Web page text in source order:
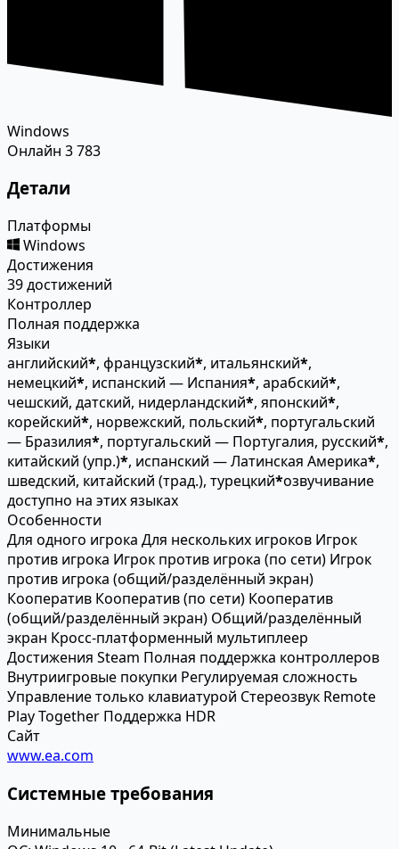
Windows
Онлайн 3 783
Детали
Платформы
Windows
Достижения
39 достижений
Контроллер
Полная поддержка
Языки
английский*, французский*, итальянский*,
немецкий*, испанский — Испания*, арабский*,
чешский, датский, нидерландский*, японский*,
корейский*, норвежский, польский*, португальский
— Бразилия*, португальский — Португалия, русский*,
китайский (упр.)*, испанский — Латинская Америка*,
шведский, китайский (трад.), турецкий*озвучивание
доступно на этих языках
Особенности
Для одного игрока Для нескольких игроков Игрок
против игрока Игрок против игрока (по сети) Игрок
против игрока (общий/разделённый экран)
Кооператив Кооператив (по сети) Кооператив
(общий/разделённый экран) Общий/разделённый
экран Кросс-платформенный мультиплеер
Достижения Steam Полная поддержка контроллеров
Внутриигровые покупки Регулируемая сложность
Управление только клавиатурой Стереозвук Remote
Play Together Поддержка HDR
Сайт
www.ea.com
Системные требования
Минимальные